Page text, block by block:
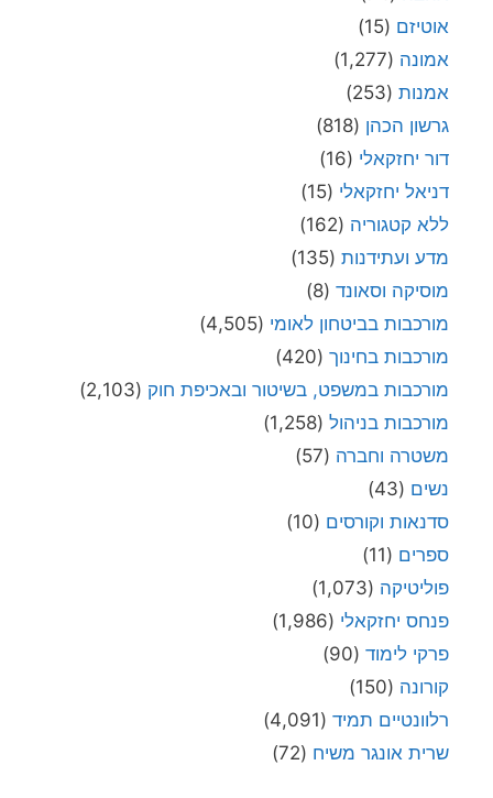
אוטיזם (15)
אמונה (1,277)
אמנות (253)
גרשון הכהן (818)
דור יחזקאלי (16)
דניאל יחזקאלי (15)
ללא קטגוריה (162)
מדע ועתידנות (135)
מוסיקה וסאונד (8)
מורכבות בביטחון לאומי (4,505)
מורכבות בחינוך (420)
מורכבות במשפט, בשיטור ובאכיפת חוק (2,103)
מורכבות בניהול (1,258)
משטרה וחברה (57)
נשים (43)
סדנאות וקורסים (10)
ספרים (11)
פוליטיקה (1,073)
פנחס יחזקאלי (1,986)
פרקי לימוד (90)
קורונה (150)
רלוונטיים תמיד (4,091)
שרית אונגר משיח (72)